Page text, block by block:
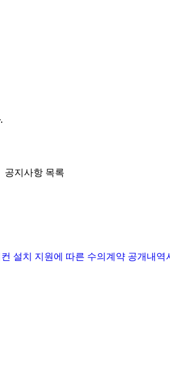
공지사항 목록
설치 지원에 따른 수의계약 공개내역